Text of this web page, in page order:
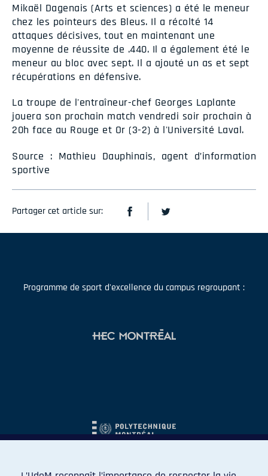
Mikaël Dagenais (Arts et sciences) a été le meneur
chez les pointeurs des Bleus. Il a récolté 14
attaques décisives, tout en maintenant une
moyenne de réussite de .440. Il a également été le
meneur au bloc avec sept. Il a ajouté un as et sept
récupérations en défensive.
La troupe de l'entraîneur-chef Georges Laplante
jouera son prochain match vendredi soir prochain à
20h face au Rouge et Or (3-2) à l'Université Laval.
Source : Mathieu Dauphinais, agent d’information
sportive
Partager cet article sur:
Programme de sport d'excellence du campus regroupant :